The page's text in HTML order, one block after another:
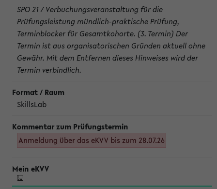
SPO 21 / Verbuchungsveranstaltung für die
Prüfungsleistung mündlich-praktische Prüfung,
Terminblocker für Gesamtkohorte. (3. Termin) Der
Termin ist aus organisatorischen Gründen aktuell ohne
Gewähr. Mit dem Entfernen dieses Hinweises wird der
Termin verbindlich.
SkillsLab
Anmeldung über das eKVV bis zum 28.07.26